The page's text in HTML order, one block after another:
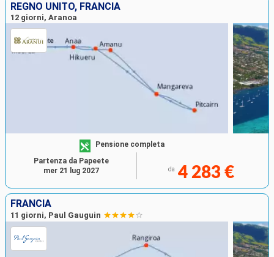
REGNO UNITO, FRANCIA
12 giorni, Aranoa
Pensione completa
da 4 283 €
Partenza da Papeete
mer 21 lug 2027
FRANCIA
11 giorni, Paul Gauguin